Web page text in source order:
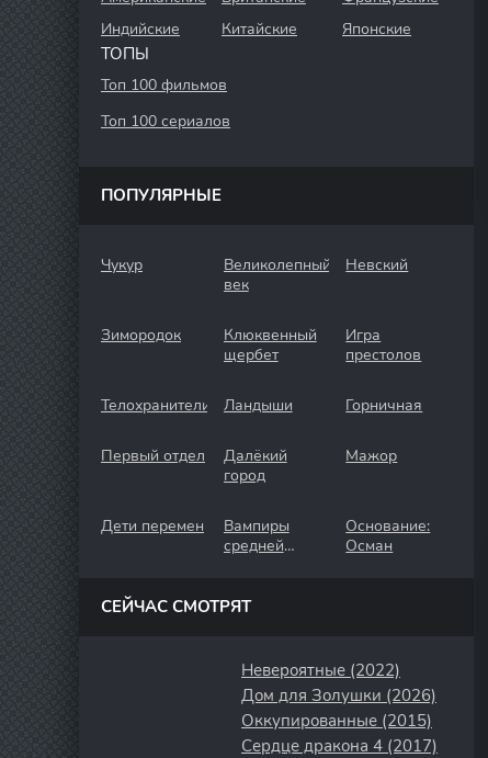
Индийские
Китайские Японские
ТОПЫ
Топ 100 фильмов
Топ 100 сериалов
ПОПУЛЯРНЫЕ
Чукур
Великолепный
век
Невский
Зимородок
Клюквенный
щербет
Игра
престолов
Телохранители Ландыши Горничная
Первый отдел
Далёкий
город
Мажор
Дети перемен
Вампиры
средней
Основание:
Осман
СЕЙЧАС СМОТРЯТ
Невероятные (2022)
Дом для Золушки (2026)
Оккупированные (2015)
Сердце дракона 4 (2017)